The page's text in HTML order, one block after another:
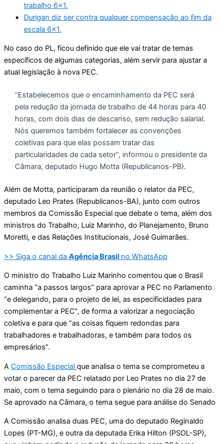
trabalho 6×1.
Durigan diz ser contra qualquer compensação ao fim da
escala 6×1.
No caso do PL, ficou definido que ele vai tratar de temas
específicos de algumas categorias, além servir para ajustar a
atual legislação à nova PEC.
“Estabelecemos que o encaminhamento da PEC será
pela redução da jornada de trabalho de 44 horas para 40
horas, com dois dias de descanso, sem redução salarial.
Nós queremos também fortalecer as convenções
coletivas para que elas possam tratar das
particularidades de cada setor”, informou o presidente da
Câmara, deputado Hugo Motta (Republicanos-PB).
Além de Motta, participaram da reunião o relator da PEC,
deputado Leo Prates (Republicanos-BA), junto com outros
membros da Comissão Especial que debate o tema, além dos
ministros do Trabalho, Luiz Marinho, do Planejamento, Bruno
Moretti, e das Relações Institucionais, José Guimarães.
>> Siga o canal da Agência Brasil no WhatsApp
O ministro do Trabalho Luiz Marinho comentou que o Brasil
caminha “a passos largos” para aprovar a PEC no Parlamento
“e delegando, para o projeto de lei, as especificidades para
complementar a PEC”, de forma a valorizar a negociação
coletiva e para que “as coisas fiquem redondas para
trabalhadores e trabalhadoras, e também para todos os
empresários”.
A Comissão Especial que analisa o tema se comprometeu a
votar o parecer da PEC relatado por Leo Prates no dia 27 de
maio, com o tema seguindo para o plenário no dia 28 de maio.
Se aprovado na Câmara, o tema segue para análise do Senado
A Comissão analisa duas PEC, uma do deputado Reginaldo
Lopes (PT-MG), e outra da deputada Erika Hilton (PSOL-SP),